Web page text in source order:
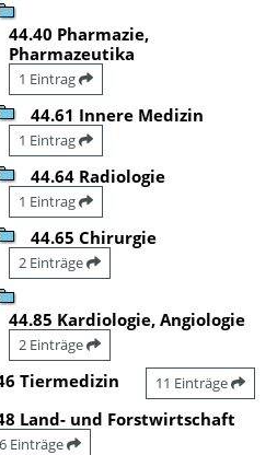
44.40 Pharmazie,
Pharmazeutika
1 Eintrag
44.61 Innere Medizin
1 Eintrag
44.64 Radiologie
1 Eintrag
44.65 Chirurgie
2 Einträge
44.85 Kardiologie, Angiologie
2 Einträge
Tiermedizin 11 Einträge
Land- und Forstwirtschaft
Einträge